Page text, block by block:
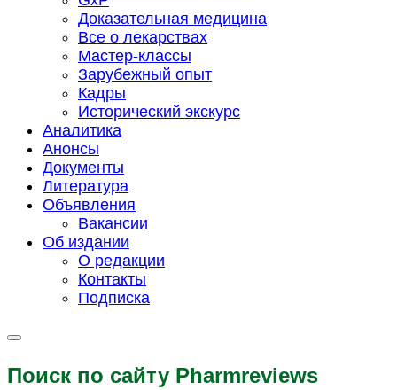
Доказательная медицина
Все о лекарствах
Мастер-классы
Зарубежный опыт
Кадры
Исторический экскурс
Аналитика
Анонсы
Документы
Литература
Объявления
Вакансии
Об издании
О редакции
Контакты
Подписка
Поиск по сайту Pharmreviews